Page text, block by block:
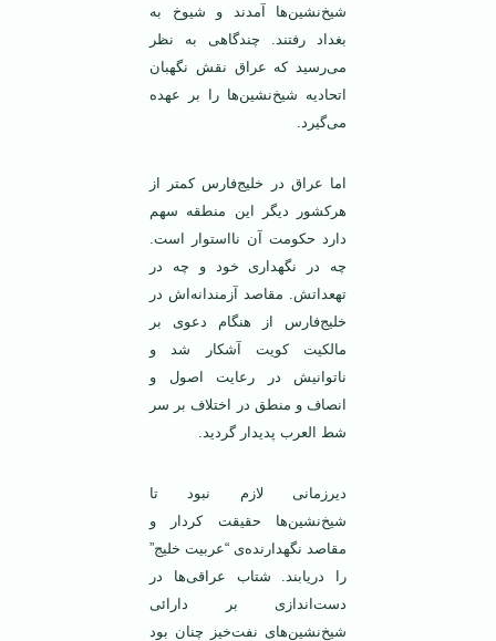
شیخ‌نشین‌ها آمدند و شیوخ به
بغداد رفتند. چندگاهی به نظر
می‌رسید که عراق نقش نگهبان
اتحادیه شیخ‌نشین‌ها را بر عهده
می‌گیرد.
اما عراق در خلیج‌فارس کمتر از
هرکشور دیگر این منطقه سهم
دارد حکومت آن نااستوار است.
چه در نگهداری خود و چه در
تهعداتش. مقاصد آزمندانه‌اش در
خلیج‌فارس از هنگام دعوی بر
مالکیت کویت آشکار شد و
ناتوانیش در رعایت اصول و
انصاف و منطق در اختلاف بر سر
شط العرب پدیدار گردید.
دیرزمانی لازم نبود تا
شیخ‌نشین‌ها حقیقت کردار و
مقاصد نگهدارنده‌ی “عربیت خلیج”
را دریابند. شتاب عراقی‌ها در
دست‌اندازی بر دارائی
شیخ‌نشین‌های نفت‌خیز چنان بود